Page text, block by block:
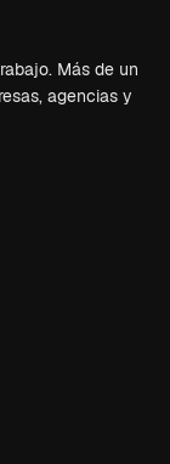
Más de un
agencias y